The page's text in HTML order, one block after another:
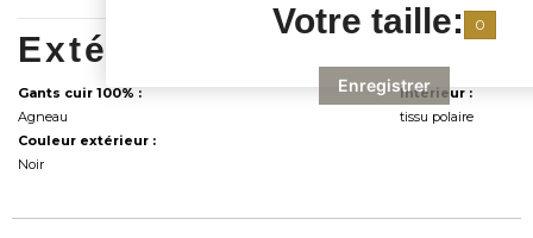
Extérieur du gant :
Gants cuir 100% :
Agneau
Couleur extérieur :
Noir
Intérieur :
tissu polaire
Votre taille: 0
Enregistrer